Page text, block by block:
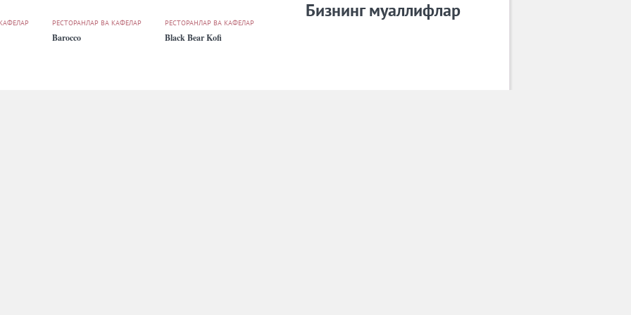
РЕСТОРАНЛАР ВА КАФЕЛАР
Barocco
РЕСТОРАНЛАР ВА КАФЕЛАР
Black Bear Kofi
Бизнинг муаллифлар